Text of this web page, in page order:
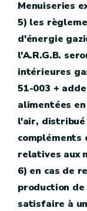
Menuiseries
5) les
d'énergie
l'A.R.G.B.
intérieures
51-003 +
alimentées
l'air, distribué
compléments
relatives aux
6) en cas de
production
satisfaire à